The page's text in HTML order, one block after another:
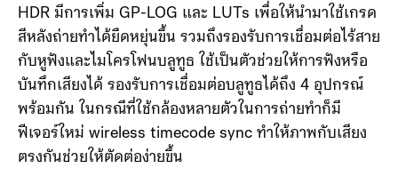
HDR มีการเพิ่ม GP-LOG และ LUTs เพื่อให้นำมาใช้เกรด
สีหลังถ่ายทำได้ยืดหยุ่นขึ้น รวมถึงรองรับการเชื่อมต่อไร้สาย
กับหูฟังและไมโครโฟนบลูทูธ ใช้เป็นตัวช่วยให้การฟังหรือ
บันทึกเสียงได้ รองรับการเชื่อมต่อบลูทูธได้ถึง 4 อุปกรณ์
พร้อมกัน ในกรณีที่ใช้กล้องหลายตัวในการถ่ายทำก็มี
ฟีเจอร์ใหม่ wireless timecode sync ทำให้ภาพกับเสียง
ตรงกันช่วยให้ตัดต่อง่ายขึ้น